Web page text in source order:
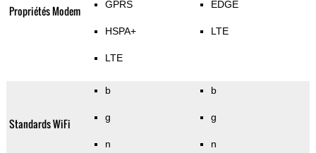
Propriétés Modem GPRS
HSPA+
LTE
EDGE
LTE
Standards WiFi
b
g
n
b
g
n